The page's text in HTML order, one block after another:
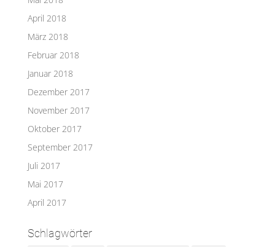
April 2018
März 2018
Februar 2018
Januar 2018
Dezember 2017
November 2017
Oktober 2017
September 2017
Juli 2017
Mai 2017
April 2017
Schlagwörter